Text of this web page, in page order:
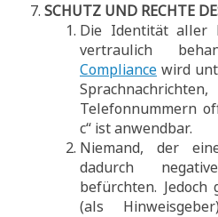
SCHUTZ UND RECHTE
Die Identität aller
vertraulich
Compliance wird
Telefonnummern
c“ ist anwendbar.
Niemand, der
dadurch
befürchten. Jedoch
(als